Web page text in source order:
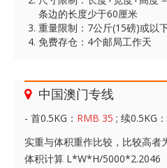
条边的长度少于60厘米
重量限制：7公斤(15磅)或以
免费存仓：4个邮局工作天
中国澳门专线
- 首0.5KG： RMB 35 ; 续0.5KG：
实重与体积重作比较，比较高者
体积计算 L*W*H/5000*2.2046